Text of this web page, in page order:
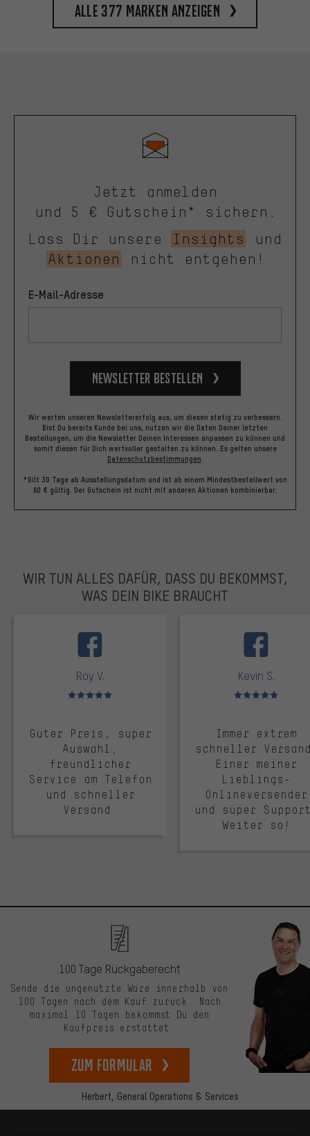
Alle 377 Marken anzeigen
Jetzt anmelden
und 5 € Gutschein* sichern.
Lass Dir unsere
Insights
und
Aktionen
nicht entgehen!
E-Mail-Adresse
Newsletter bestellen
Wir werten unseren Newslettererfolg aus, um diesen stetig zu verbessern.
Bist Du bereits Kunde bei uns, nutzen wir die Daten Deiner letzten
Bestellungen, um die Newsletter Deinen Interessen anpassen zu können und
somit diesen für Dich wertvoller gestalten zu können. Es gelten unsere
Datenschutzbestimmungen
*Gilt 30 Tage ab Ausstellungsdatum und ist ab einem Mindestbestellwert von
60 € gültig. Der Gutschein ist nicht mit anderen Aktionen kombinierbar.
WIR TUN ALLES DAFÜR, DASS DU BEKOMMST,
WAS DEIN BIKE BRAUCHT
Roy V.
Bewertungen: 5 von 5
Guter Preis, super
Auswahl,
freundlicher
Service am Telefon
und schneller
Versand.
Kevin S.
Bewertungen: 5 von 5
Immer extrem
schneller
Einer meiner
Lieblings-
Onlineversender
und super
Weiter so!
Herbert, General Operations & Services
100 Tage Rückgaberecht
Sende die ungenutzte Ware innerhalb von
100 Tagen nach dem Kauf zurück. Nach
maximal 10 Tagen bekommst Du den
Kaufpreis erstattet.
zum Formular